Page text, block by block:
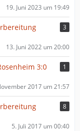
19. Juni 2023 um 19:49
3
13. Juni 2022 um 20:00
3:0
1
2017 um 21:57
8
5. Juli 2017 um 00:40